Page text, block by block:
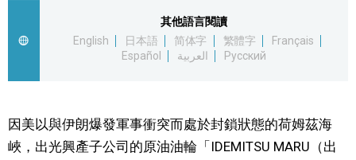
視覺日本
其他語言閱讀
English
日本語 简体字 繁體字
Français
Español
العربية Русский
因美以與伊朗爆發軍事衝突而處於封鎖狀態的荷姆茲海
峽，出光興產子公司的原油油輪「IDEMITSU MARU（出